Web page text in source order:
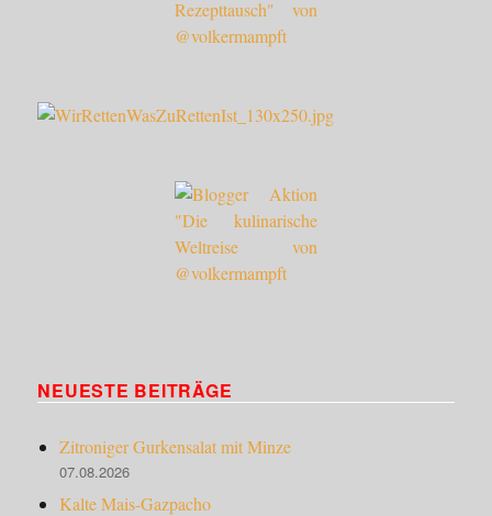
NEUESTE BEITRÄGE
Zitroniger Gurkensalat mit Minze
07.08.2026
Kalte Mais-Gazpacho